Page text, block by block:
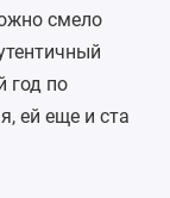
смело
год по
ей еще и ста